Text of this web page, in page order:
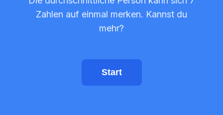
Zahlen Gedächtnis
Zahlen auf einmal merken. Kannst du
mehr?
Start